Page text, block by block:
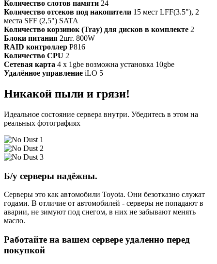
Количество слотов памяти 24
Количество отсеков под накопители 15 мест LFF(3.5"), 2
места SFF (2,5") SATA
Количество корзинок (Tray) для дисков в комплекте 2
Блоки питания 2шт. 800W
RAID контроллер P816
Количество CPU 2
Сетевая карта 4 x 1gbe возможна установка 10gbe
Удалённое управление iLO 5
Никакой пыли и грязи!
Идеальное состояние сервера внутри. Убедитесь в этом на
реальных фотографиях
Б/у серверы надёжны.
Серверы это как автомобили Toyota. Они безотказно служат
годами. В отличие от автомобилей - серверы не попадают в
аварии, не зимуют под снегом, в них не забывают менять
масло.
Работайте на вашем сервере удаленно перед
покупкой